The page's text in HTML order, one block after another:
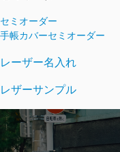
セミオーダー
手帳カバーセミオーダー
レーザー名入れ
レザーサンプル